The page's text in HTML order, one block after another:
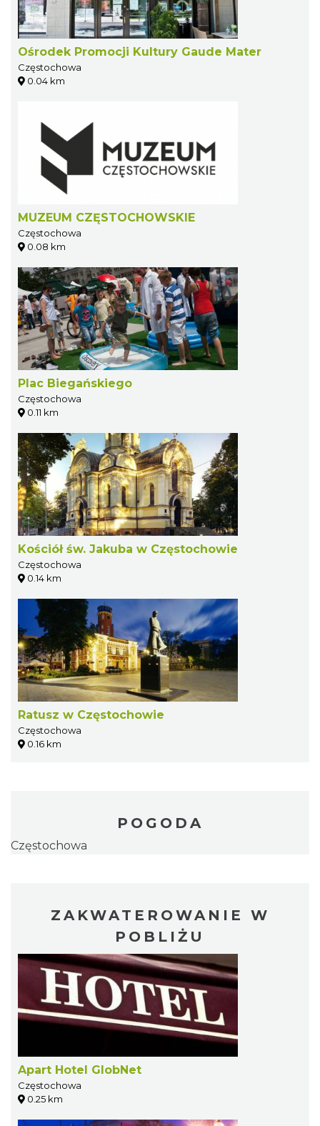
Ośrodek Promocji Kultury Gaude Mater
Częstochowa
0.04 km
MUZEUM CZĘSTOCHOWSKIE
Częstochowa
0.08 km
Plac Biegańskiego
Częstochowa
0.11 km
Kościół św. Jakuba w Częstochowie
Częstochowa
0.14 km
Ratusz w Częstochowie
Częstochowa
0.16 km
POGODA
Częstochowa
ZAKWATEROWANIE W
POBLIŻU
Apart Hotel GlobNet
Częstochowa
0.25 km